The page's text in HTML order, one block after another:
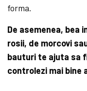
forma.
De asemenea, bea
rosii, de morcovi
bauturi te ajuta sa
controlezi mai bine